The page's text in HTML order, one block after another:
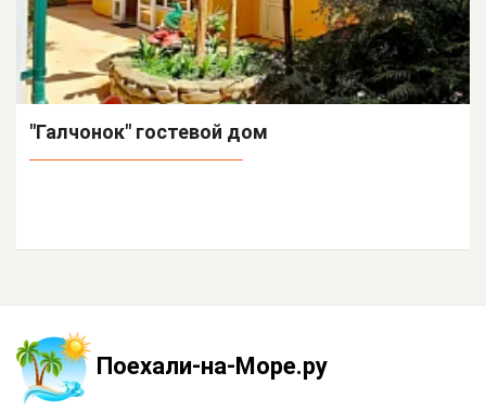
"Галчонок" гостевой дом
Поехали-на-Море.ру